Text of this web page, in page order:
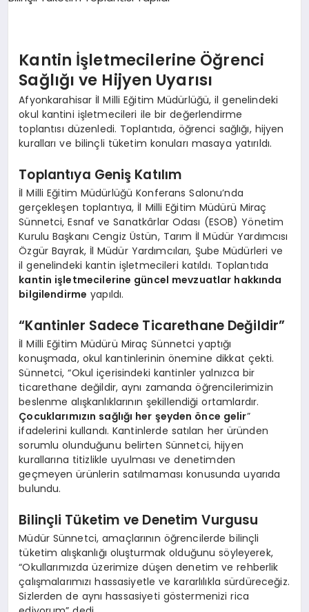
SPOR
MAGAZIN
SAĞLIK
Kantin İşletmecilerine Öğrenci
Sağlığı ve Hijyen Uyarısı
Afyonkarahisar İl Milli Eğitim Müdürlüğü, il genelindeki
okul kantini işletmecileri ile bir değerlendirme
toplantısı düzenledi. Toplantıda, öğrenci sağlığı, hijyen
kuralları ve bilinçli tüketim konuları masaya yatırıldı.
Toplantıya Geniş Katılım
İl Milli Eğitim Müdürlüğü Konferans Salonu’nda
gerçekleşen toplantıya, İl Milli Eğitim Müdürü Miraç
Sünnetci, Esnaf ve Sanatkârlar Odası (ESOB) Yönetim
Kurulu Başkanı Cengiz Üstün, Tarım İl Müdür Yardımcısı
Özgür Bayrak, İl Müdür Yardımcıları, Şube Müdürleri ve
il genelindeki kantin işletmecileri katıldı. Toplantıda
kantin işletmecilerine güncel mevzuatlar hakkında
bilgilendirme yapıldı.
“Kantinler Sadece Ticarethane Değildir”
İl Milli Eğitim Müdürü Miraç Sünnetci yaptığı
konuşmada, okul kantinlerinin önemine dikkat çekti.
Sünnetci, “Okul içerisindeki kantinler yalnızca bir
ticarethane değildir, aynı zamanda öğrencilerimizin
beslenme alışkanlıklarının şekillendiği ortamlardır.
Çocuklarımızın sağlığı her şeyden önce gelir”
ifadelerini kullandı. Kantinlerde satılan her üründen
sorumlu olunduğunu belirten Sünnetci, hijyen
kurallarına titizlikle uyulması ve denetimden
geçmeyen ürünlerin satılmaması konusunda uyarıda
bulundu.
Bilinçli Tüketim ve Denetim Vurgusu
Müdür Sünnetci, amaçlarının öğrencilerde bilinçli
tüketim alışkanlığı oluşturmak olduğunu söyleyerek,
“Okullarımızda üzerimize düşen denetim ve rehberlik
çalışmalarımızı hassasiyetle ve kararlılıkla sürdüreceğiz.
Sizlerden de aynı hassasiyeti göstermenizi rica